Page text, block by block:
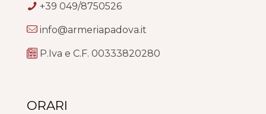
+39 049/8750526
info@armeriapadova.it
P.Iva e C.F. 00333820280
ORARI